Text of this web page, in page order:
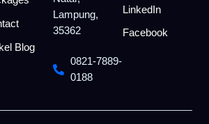
Blog
Lampung,
35362
0821-7889-
0188
LinkedIn
Facebook